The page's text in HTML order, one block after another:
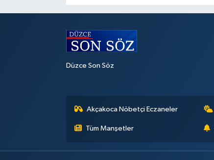
Düzce Son Söz
Akçakoca Nöbetçi Eczaneler
Tüm Manşetler